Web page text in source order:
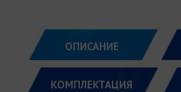
ОПИСАНИЕ
КОМПЛЕКТАЦИЯ